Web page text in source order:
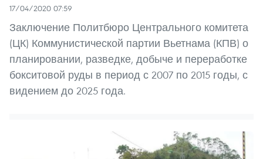
17/04/2020 07:59
Заключение Политбюро Центрального комитета
(ЦК) Коммунистической партии Вьетнама (КПВ) о
планировании, разведке, добыче и переработке
бокситовой руды в период с 2007 по 2015 годы, с
видением до 2025 года.